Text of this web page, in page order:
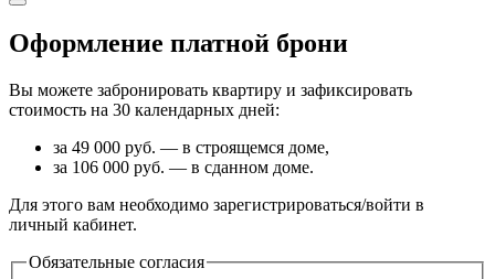
Оформление платной брони
Вы можете забронировать квартиру и зафиксировать
стоимость на 30 календарных дней:
за 49 000 руб. — в строящемся доме,
за 106 000 руб. — в сданном доме.
Для этого вам необходимо зарегистрироваться/войти в
личный кабинет.
Обязательные согласия